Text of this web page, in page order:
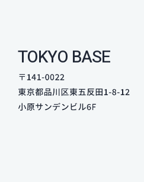
TOKYO BASE